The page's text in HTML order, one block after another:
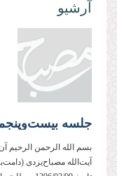
آرشیو
جلسه
بسم الله الرحمن الرحیم
آیت‌الله مصباح‌یزدی